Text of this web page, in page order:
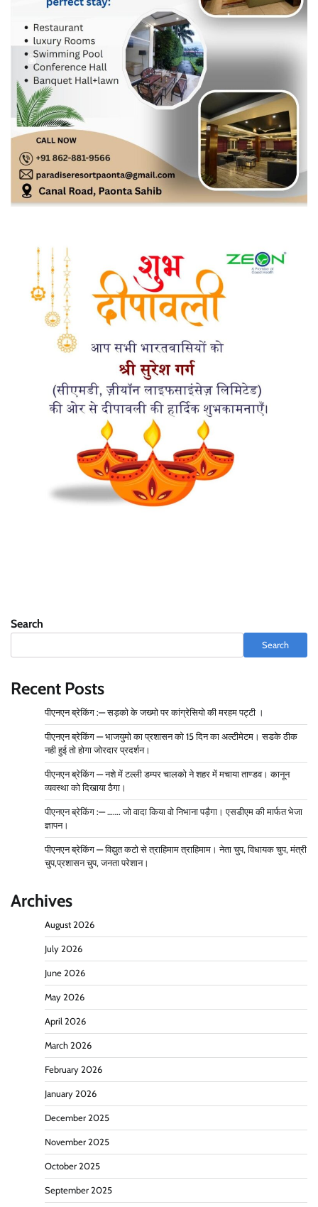
Search
Search
Recent Posts
पीएनएन ब्रेकिंग :— सड़को के जख्मो पर कांग्रेसियो की मरहम पट्टी ।
पीएनएन ब्रेकिंग — भाजयुमो का प्रशासन को 15 दिन का अल्टीमेटम। सडके ठीक
नही हुई तो होगा जोरदार प्रदर्शन।
पीएनएन ब्रेकिंग — नशे में टल्ली डम्पर चालको ने शहर में मचाया ताण्डव। कानून
व्यवस्था को दिखाया ठैगा।
पीएनएन ब्रेकिंग :— ……. जो वादा किया वो निभाना पड़ैगा। एसडीएम की मार्फत भेजा
ज्ञापन।
पीएनएन ब्रेकिंग — विद्युत कटो से त्राहिमाम त्राहिमाम। नेता चुप, विधायक चुप, मंत्री
चुप,प्रशासन चुप, जनता परेशान।
Archives
August 2026
July 2026
June 2026
May 2026
April 2026
March 2026
February 2026
January 2026
December 2025
November 2025
October 2025
September 2025